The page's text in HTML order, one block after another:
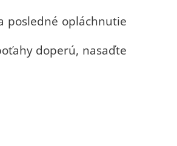
posledné opláchnutie
doperú, nasaďte